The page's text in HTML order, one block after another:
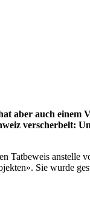
aber auch einem
verscherbelt:
anstelle
Sie wurde